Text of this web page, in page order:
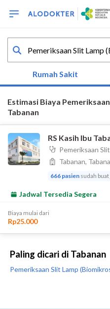
Paling dicari di Tabanan
Pemeriksaan Slit Lamp